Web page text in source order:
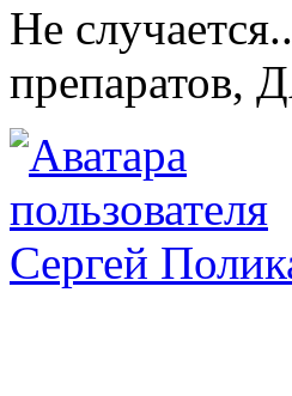
Не
препаратов,
Сергей